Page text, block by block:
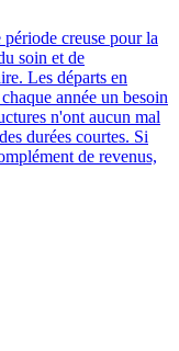
creuse pour la
soin et de
Les départs en
année un besoin
n'ont aucun mal
durées courtes. Si
de revenus,